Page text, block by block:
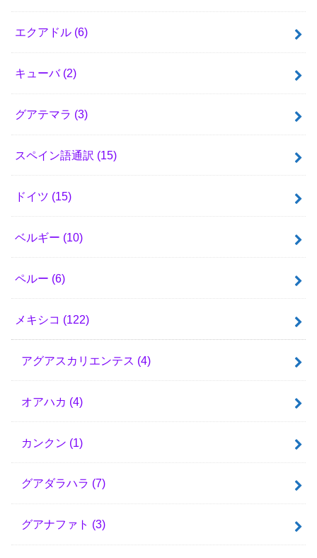
エクアドル (6)
キューバ (2)
グアテマラ (3)
スペイン語通訳 (15)
ドイツ (15)
ベルギー (10)
ペルー (6)
メキシコ (122)
アグアスカリエンテス (4)
オアハカ (4)
カンクン (1)
グアダラハラ (7)
グアナファト (3)